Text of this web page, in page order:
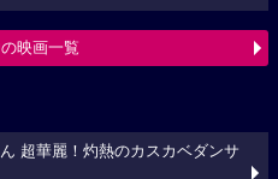
映画一覧
超華麗！灼熱のカスカベダンサ